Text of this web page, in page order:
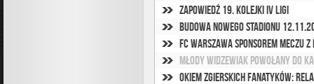
Zapowiedź 19. kolejki IV ligi
Budowa nowego stadionu
FC Warszawa sponsorem meczu z
Młody widzewiak powołany do